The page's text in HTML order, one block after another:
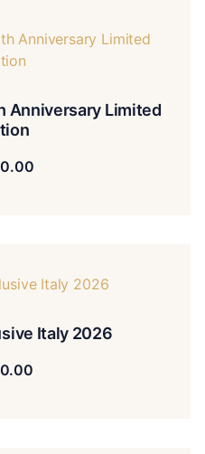
Anniversary Limited
Italy 2026